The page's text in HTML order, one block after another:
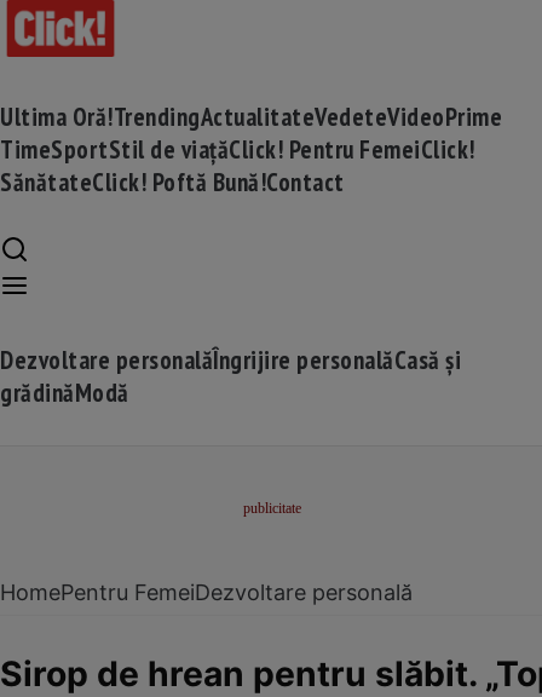
Ultima Oră!TrendingActualitateVedeteVideoPrime
TimeSportStil de viațăClick! Pentru FemeiClick!
SănătateClick! Poftă Bună!Contact
Dezvoltare personalăÎngrijire personalăCasă și
grădinăModă
HomePentru FemeiDezvoltare personală
Sirop de hrean pentru slăbit.